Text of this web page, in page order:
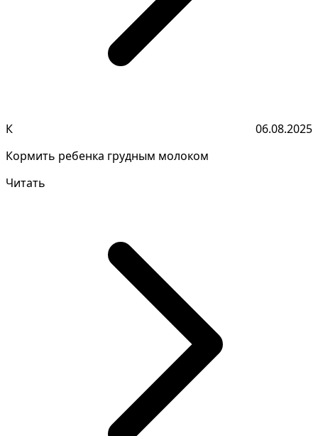
К
06.08.2025
Кормить ребенка грудным молоком
Читать